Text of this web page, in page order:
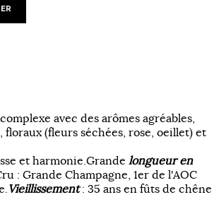
avec des arômes agréables,
floraux (fleurs séchées, rose, oeillet) et
et harmonie.Grande longueur en
: Grande Champagne, 1er de l'AOC
Vieillissement: 35 ans en fûts de chêne